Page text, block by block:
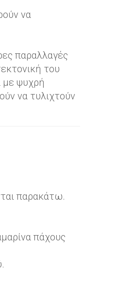
να
παραλλαγές
του
με ψυχρή
να τυλιχτούν
παρακάτω.
πάχους